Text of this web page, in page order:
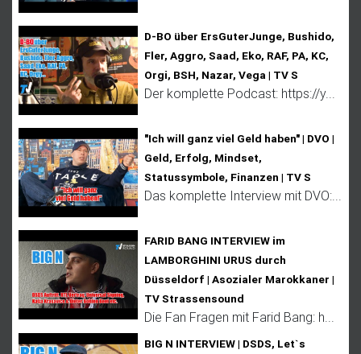
D-BO über ErsGuterJunge, Bushido,
Fler, Aggro, Saad, Eko, RAF, PA, KC,
Orgi, BSH, Nazar, Vega | TV S
Der komplette Podcast: https://y...
"Ich will ganz viel Geld haben" | DVO |
Geld, Erfolg, Mindset,
Statussymbole, Finanzen | TV S
Das komplette Interview mit DVO:...
FARID BANG INTERVIEW im
LAMBORGHINI URUS durch
Düsseldorf | Asozialer Marokkaner |
TV Strassensound
Die Fan Fragen mit Farid Bang: h...
BIG N INTERVIEW | DSDS, Let`s